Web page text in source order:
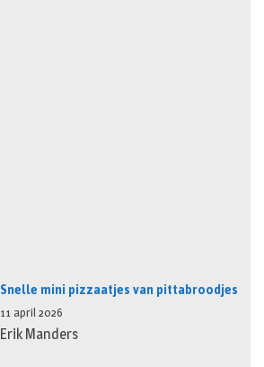
Snelle mini pizzaatjes van pittabroodjes
11 april 2026
Erik Manders